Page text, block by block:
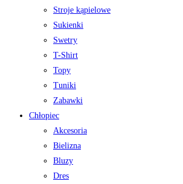
Stroje kąpielowe
Sukienki
Swetry
T-Shirt
Topy
Tuniki
Zabawki
Chłopiec
Akcesoria
Bielizna
Bluzy
Dres